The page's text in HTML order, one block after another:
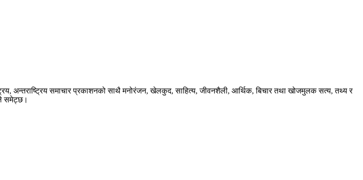
अन्तराष्ट्रिय समाचार प्रकाशनको साथै मनोरंजन, खेलकुद, साहित्य, जीवनशैली, आर्थिक, बिचार तथा खोजमुलक सत्य, तथ्य र
समेट्छ।